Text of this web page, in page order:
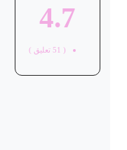
4.7
51 تعليق )